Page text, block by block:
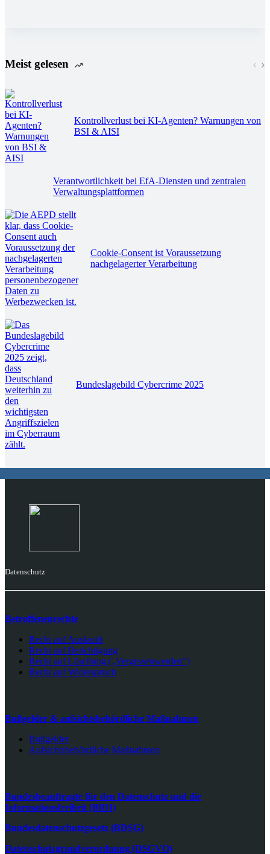
Meist gelesen
Kontrollverlust bei KI-Agenten? Warnungen von
BSI & AISI
Verantwortlichkeit bei EfA-Diensten und zentralen
Verwaltungsplattformen
Cookie-Consent ist Voraussetzung
nachgelagerter Verarbeitung
Bundeslagebild Cybercrime 2025
Datenschutz
Betroffenenrechte
Recht auf Auskunft
Recht auf Berichtigung
Recht auf Löschung („Vergessenwerden“)
Recht auf Widerspruch
Bußgelder & aufsichtsbehördliche Maßnahmen
Bußgelder
Aufsichtsbehördliche Maßnahmen
Bundesbeauftragte für den Datenschutz und die
Informationsfreiheit (BfDI)
Bundesdatenschutzgesetz (BDSG)
Datenschutzgrundverordnung (DSGVO)